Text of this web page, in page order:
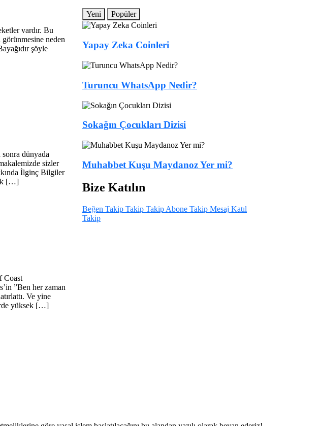
vardır. Bu
neden
şöyle
dünyada
sizler
İlginç Bilgiler
[…]
Coast
”Ben her zaman
Ve yine
yüksek […]
Yeni Popüler
Yapay Zeka Coinleri
Turuncu WhatsApp Nedir?
Sokağın Çocukları Dizisi
Muhabbet Kuşu Maydanoz Yer mi?
Bize Katılın
Beğen Takip Takip Takip Abone Takip Mesaj Katıl
Takip